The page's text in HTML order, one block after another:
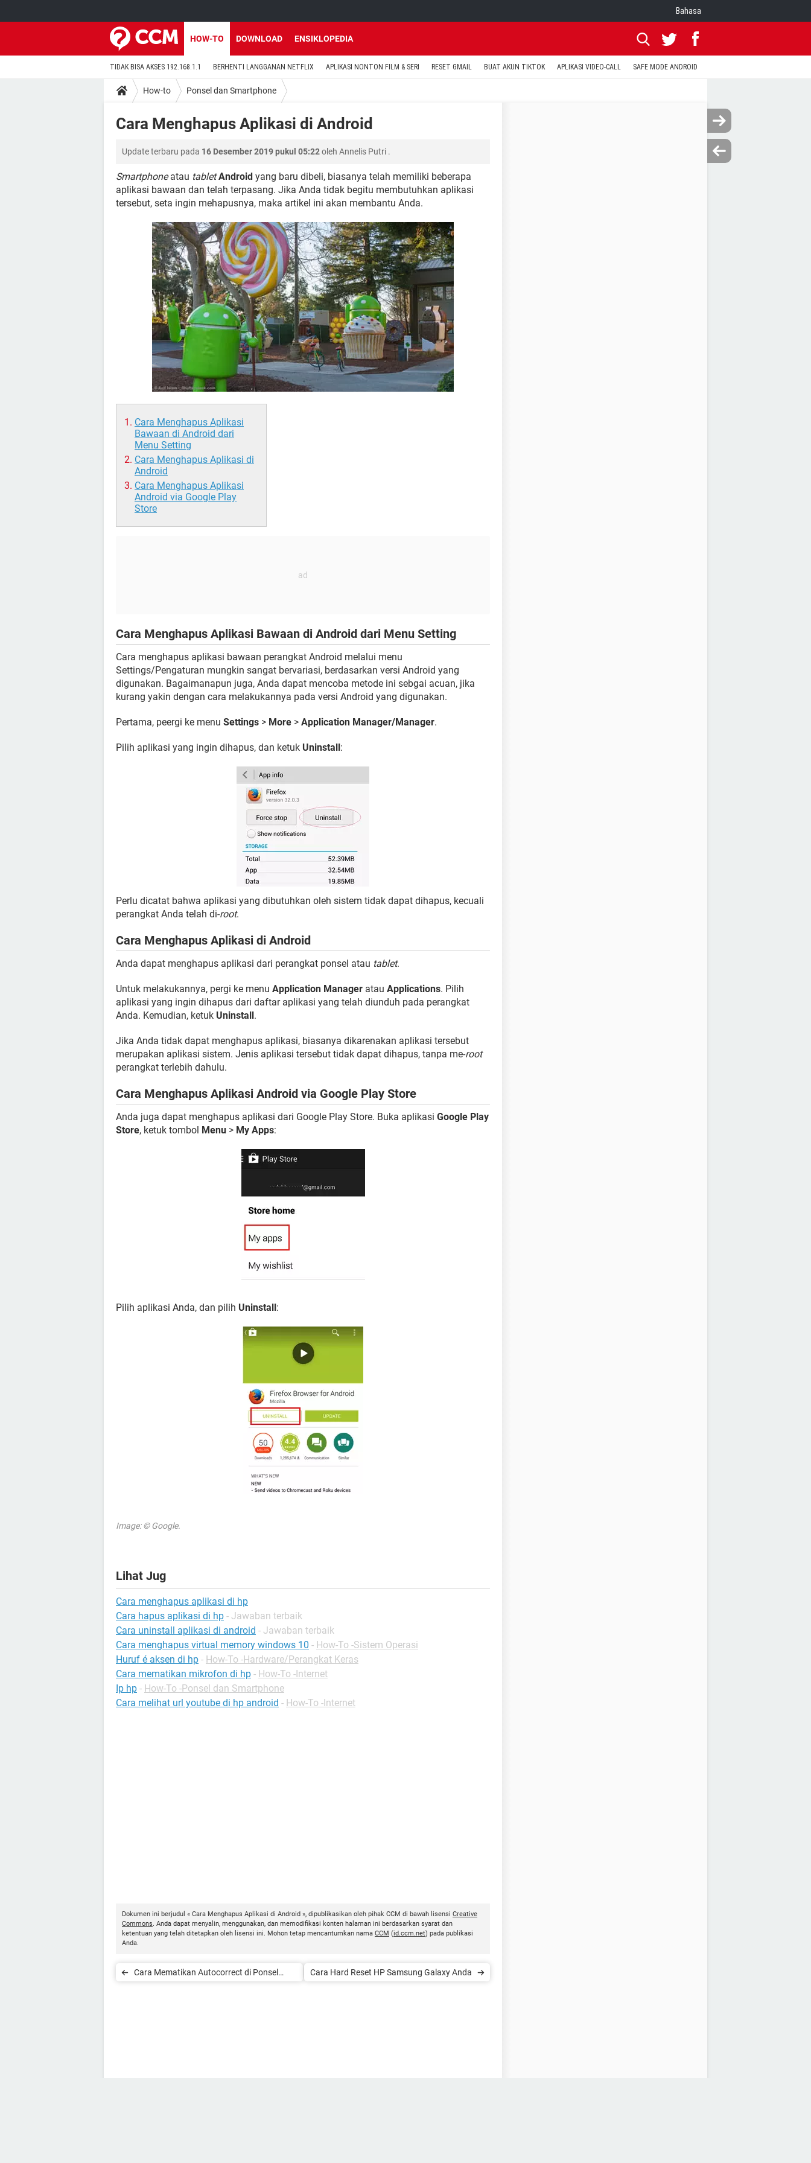
Bahasa
HOW-TO DOWNLOAD ENSIKLOPEDIA
TIDAK BISA AKSES 192.168.1.1 BERHENTI LANGGANAN NETFLIX APLIKASI NONTON FILM & SERI RESET GMAIL BUAT AKUN TIKTOK APLIKASI VIDEO-CALL SAFE MODE ANDROID
How-to Ponsel dan Smartphone
Cara Menghapus Aplikasi di Android
Update terbaru pada 16 Desember 2019 pukul 05:22oleh Annelis Putri .
Smartphoneatau tablet Android yang baru dibeli, biasanya telah memiliki beberapa
aplikasi bawaan dan telah terpasang. Jika Anda tidak begitu membutuhkan aplikasi
tersebut, seta ingin mehapusnya, maka artikel ini akan membantu Anda.
Cara Menghapus Aplikasi
Bawaan di Android dari
Menu Setting
Cara Menghapus Aplikasi di
Android
Cara Menghapus Aplikasi
Android via Google Play
Store
Cara Menghapus Aplikasi Bawaan di Android dari Menu Setting
Cara menghapus aplikasi bawaan perangkat Android melalui menu
Settings/Pengaturan mungkin sangat bervariasi, berdasarkan versi Android yang
digunakan. Bagaimanapun juga, Anda dapat mencoba metode ini sebgai acuan, jika
kurang yakin dengan cara melakukannya pada versi Android yang digunakan.
Pertama, peergi ke menu Settings > More > Application Manager/Manager.
Pilih aplikasi yang ingin dihapus, dan ketuk Uninstall:
Perlu dicatat bahwa aplikasi yang dibutuhkan oleh sistem tidak dapat dihapus, kecuali
perangkat Anda telah di-root.
Cara Menghapus Aplikasi di Android
Anda dapat menghapus aplikasi dari perangkat ponsel atau tablet.
Untuk melakukannya, pergi ke menu Application Manager atau Applications. Pilih
aplikasi yang ingin dihapus dari daftar aplikasi yang telah diunduh pada perangkat
Anda. Kemudian, ketuk Uninstall .
Jika Anda tidak dapat menghapus aplikasi, biasanya dikarenakan aplikasi tersebut
merupakan aplikasi sistem. Jenis aplikasi tersebut tidak dapat dihapus, tanpa me-root
perangkat terlebih dahulu.
Cara Menghapus Aplikasi Android via Google Play Store
Anda juga dapat menghapus aplikasi dari Google Play Store. Buka aplikasi Google Play
Store, ketuk tombol Menu > My Apps:
Pilih aplikasi Anda, dan pilih Uninstall:
Image: © Google.
Lihat Jug
Cara menghapus aplikasi di hp
Cara hapus aplikasi di hp - Jawaban terbaik
Cara uninstall aplikasi di android - Jawaban terbaik
Cara menghapus virtual memory windows 10 - How-To -Sistem Operasi
Huruf é aksen di hp - How-To -Hardware/Perangkat Keras
Cara mematikan mikrofon di hp - How-To -Internet
Ip hp - How-To -Ponsel dan Smartphone
Cara melihat url youtube di hp android - How-To -Internet
Dokumen ini berjudul « Cara Menghapus Aplikasi di Android », dipublikasikan oleh pihak CCM di bawah lisensi Creative
Commons. Anda dapat menyalin, menggunakan, dan memodifikasi konten halaman ini berdasarkan syarat dan
ketentuan yang telah ditetapkan oleh lisensi ini. Mohon tetap mencantumkan nama CCM (id.ccm.net) pada publikasi
Anda.
Cara Mematikan Autocorrect di Ponsel
Cara Hard Reset HP Samsung Galaxy Anda